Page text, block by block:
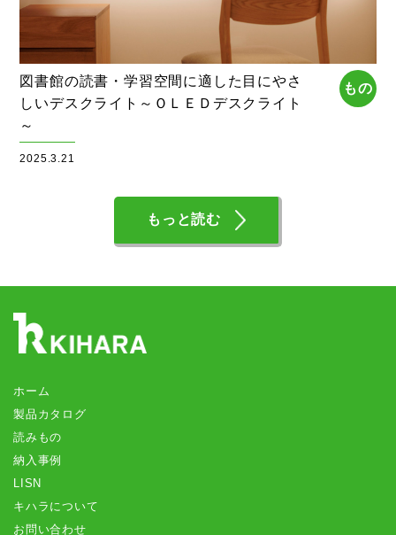
図書館の読書・学習空間に適した目にやさ
しいデスクライト～ＯＬＥＤデスクライト
～
2025.3.21
もの
もっと読む
ホーム
製品カタログ
読みもの
納入事例
LISN
キハラについて
お問い合わせ